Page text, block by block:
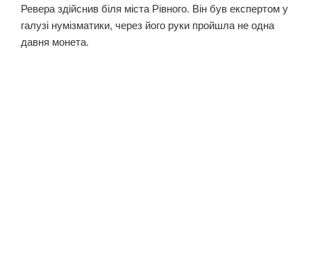
Ревера здійснив біля міста Рівного. Він був експертом у
галузі нумізматики, через його руки пройшла не одна
давня монета.